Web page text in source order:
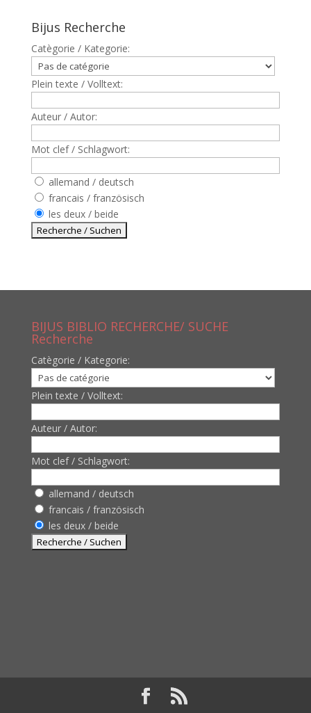
Bijus Recherche
Catègorie / Kategorie:
Plein texte / Volltext:
Auteur / Autor:
Mot clef / Schlagwort:
allemand / deutsch
francais / französisch
les deux / beide
BIJUS BIBLIO RECHERCHE/ SUCHE
Recherche
Catègorie / Kategorie:
Plein texte / Volltext:
Auteur / Autor:
Mot clef / Schlagwort:
allemand / deutsch
francais / französisch
les deux / beide